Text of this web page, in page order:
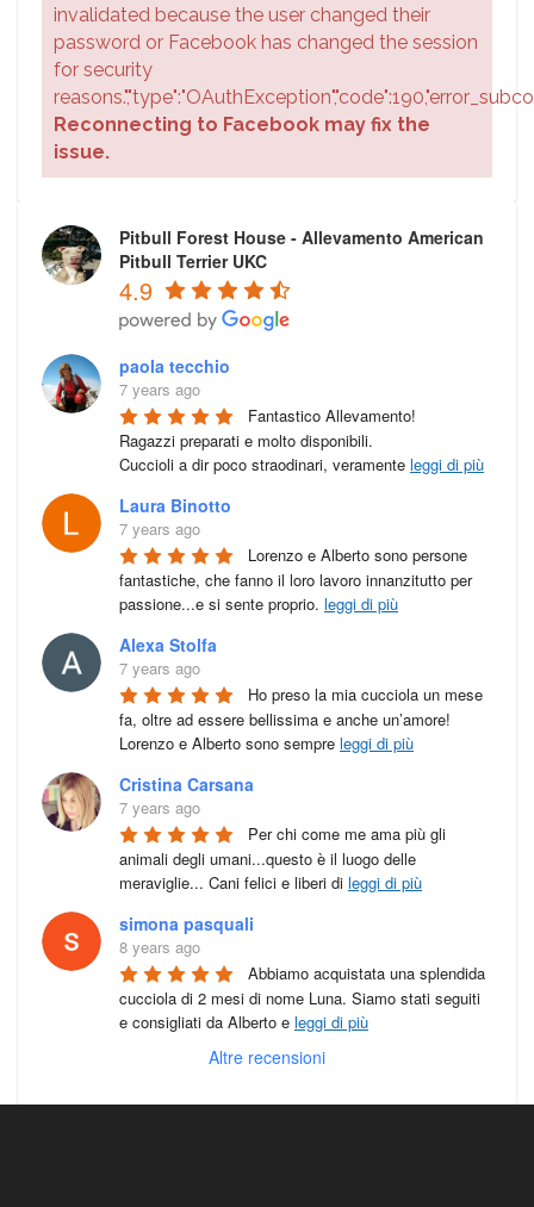
invalidated because the user changed their
password or Facebook has changed the session
for security
Reconnecting to Facebook may fix the
issue.
Pitbull Forest House - Allevamento American
Pitbull Terrier UKC
4.9
paola tecchio
7 years ago
Fantastico Allevamento!
Ragazzi preparati e molto disponibili.
Cuccioli a dir poco straodinari, veramente leggi di più
Laura Binotto
7 years ago
Lorenzo e Alberto sono persone
fantastiche, che fanno il loro lavoro innanzitutto per
passione...e si sente proprio. leggi di più
Alexa Stolfa
7 years ago
Ho preso la mia cucciola un mese
fa, oltre ad essere bellissima e anche un’amore!
Lorenzo e Alberto sono sempre leggi di più
Cristina Carsana
7 years ago
Per chi come me ama più gli
animali degli umani...questo è il luogo delle
meraviglie... Cani felici e liberi di leggi di più
simona pasquali
8 years ago
Abbiamo acquistata una splendida
cucciola di 2 mesi di nome Luna. Siamo stati seguiti
e consigliati da Alberto e leggi di più
Altre recensioni